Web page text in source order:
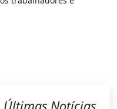
Últimas Notícias